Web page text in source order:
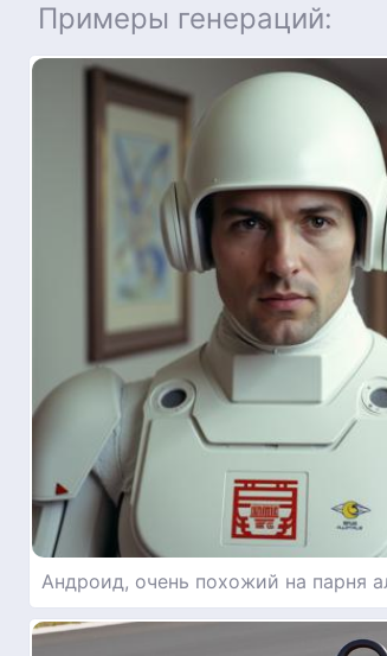
Примеры генераций:
Андроид, очень похожий на парня